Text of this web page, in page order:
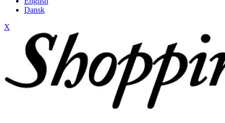
Dansk
X